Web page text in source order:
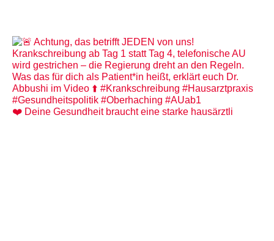
❤️ Deine Gesundheit braucht eine starke hausärztli